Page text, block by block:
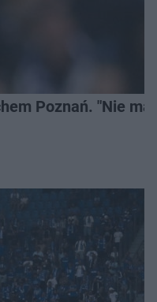
Poznań. "Nie ma